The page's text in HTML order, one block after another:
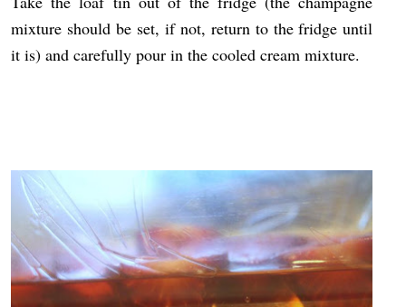
mixture should be set, if not, return to the fridge until
it is) and carefully pour in the cooled cream mixture.